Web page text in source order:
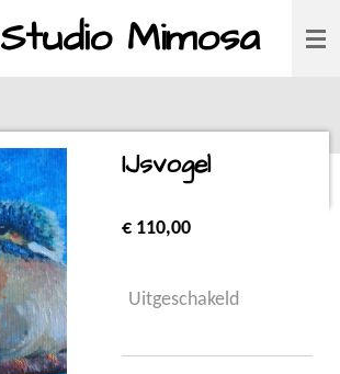
Studio Mimosa
IJsvogel
€ 110,00
Uitgeschakeld